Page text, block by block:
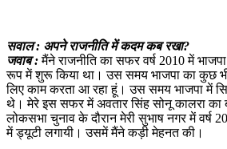
सवाल : अपने राजनीति में कदम कब रखा?
जवाब :मैंने राजनीति का सफर वर्ष 2010 में
रूप में शुरू किया था। उस समय भाजपा का कुछ
लिए काम करता आ रहा हूं। उस समय भाजपा में
थे। मेरे इस सफर में अवतार सिंह सोनू कालरा का
लोकसभा चुनाव के दौरान मेरी सुभाष नगर में वर्ष
में ड्यूटी लगायी। उसमें मैंने कड़ी मेहनत की।